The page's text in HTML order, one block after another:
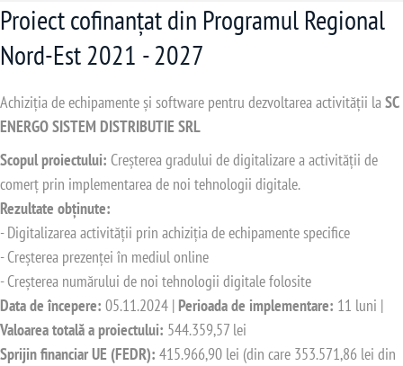
Proiect cofinanțat din Programul Regional
Nord-Est 2021 - 2027
Achiziția de echipamente și software pentru dezvoltarea activității laSC
ENERGO SISTEM DISTRIBUTIE SRL
Scopul proiectului: Creșterea gradului de digitalizare a activității de
comerț prin implementarea de noi tehnologii digitale.
Rezultate obținute:
- Digitalizarea activității prin achiziția de echipamente specifice
- Creșterea prezenței în mediul online
- Creșterea numărului de noi tehnologii digitale folosite
Data de începere: 05.11.2024 | Perioada de implementare: 11 luni |
Valoarea totală a proiectului: 544.359,57 lei
Sprijin financiar UE (FEDR): 415.966,90 lei (din care 353.571,86 lei din